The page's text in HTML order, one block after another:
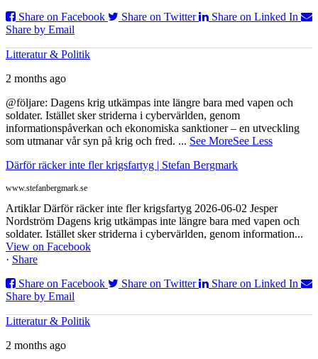
Share on Facebook
Share on Twitter
Share on Linked In
Share by Email
Litteratur & Politik
2 months ago
@följare: Dagens krig utkämpas inte längre bara med vapen och
soldater. Istället sker striderna i cybervärlden, genom
informationspåverkan och ekonomiska sanktioner – en utveckling
som utmanar vår syn på krig och fred. ... See MoreSee Less
Därför räcker inte fler krigsfartyg | Stefan Bergmark
www.stefanbergmark.se
Artiklar Därför räcker inte fler krigsfartyg 2026-06-02 Jesper
Nordström Dagens krig utkämpas inte längre bara med vapen och
soldater. Istället sker striderna i cybervärlden, genom information...
View on Facebook
· Share
Share on Facebook
Share on Twitter
Share on Linked In
Share by Email
Litteratur & Politik
2 months ago